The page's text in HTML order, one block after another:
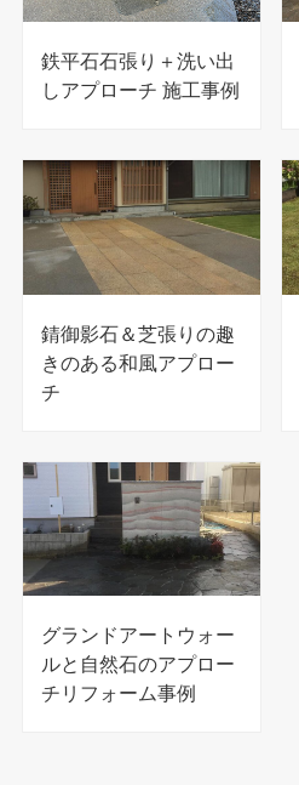
鉄平石石張り＋洗い出
しアプローチ 施工事例
錆御影石＆芝張りの趣
きのある和風アプロー
チ
グランドアートウォー
ルと自然石のアプロー
チリフォーム事例